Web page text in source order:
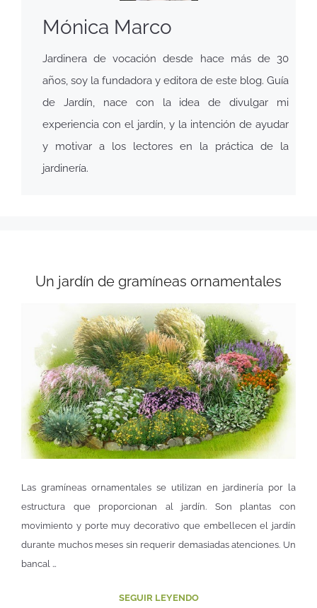
Mónica Marco
Jardinera de vocación desde hace más de 30
años, soy la fundadora y editora de este blog. Guía
de Jardín, nace con la idea de divulgar mi
experiencia con el jardín, y la intención de ayudar
y motivar a los lectores en la práctica de la
jardinería.
Un jardín de gramíneas ornamentales
Las gramíneas ornamentales se utilizan en jardinería por la
estructura que proporcionan al jardín. Son plantas con
movimiento y porte muy decorativo que embellecen el jardín
durante muchos meses sin requerir demasiadas atenciones. Un
bancal …
SEGUIR LEYENDO